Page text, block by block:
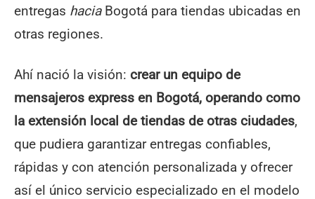
entregas haciaBogotá para tiendas ubicadas en
otras regiones.
Ahí nació la visión: crear un equipo de
mensajeros express en Bogotá, operando como
la extensión local de tiendas de otras ciudades,
que pudiera garantizar entregas confiables,
rápidas y con atención personalizada y ofrecer
así el único servicio especializado en el modelo